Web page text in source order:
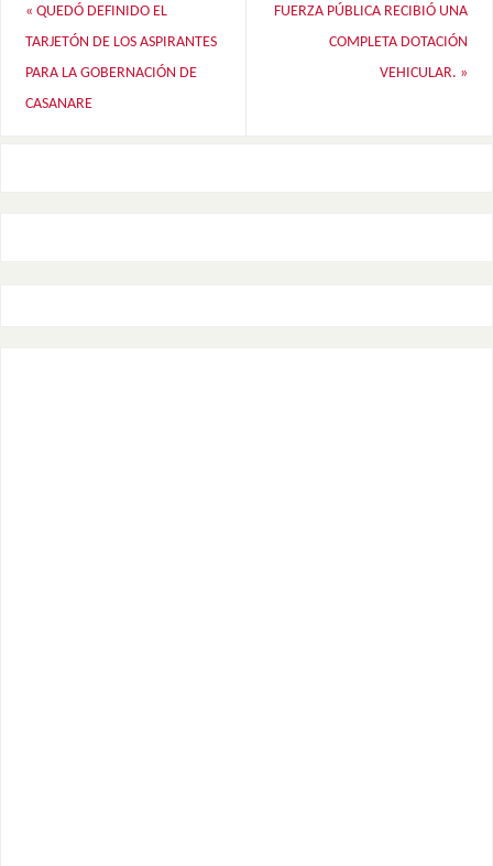
« QUEDÓ DEFINIDO EL
TARJETÓN DE LOS ASPIRANTES
PARA LA GOBERNACIÓN DE
CASANARE
FUERZA PÚBLICA RECIBIÓ UNA
COMPLETA DOTACIÓN
VEHICULAR. »